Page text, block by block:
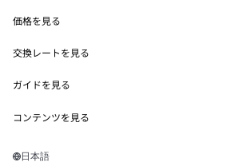
MetaMask Connect
Snaps
Web3サービス
セキュリティ
サポート
キャリア
価格を見る
イーサリアムの価格
Solanaの価格
Tetherの価格
交換レートを見る
ETH→USD
USDT→INR
ガイドを見る
ETHの購入
コンテンツを見る
Solanaウォレット
日本語